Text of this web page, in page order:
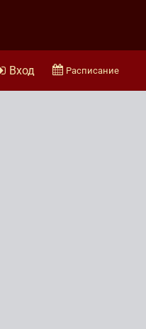
Вход Расписание